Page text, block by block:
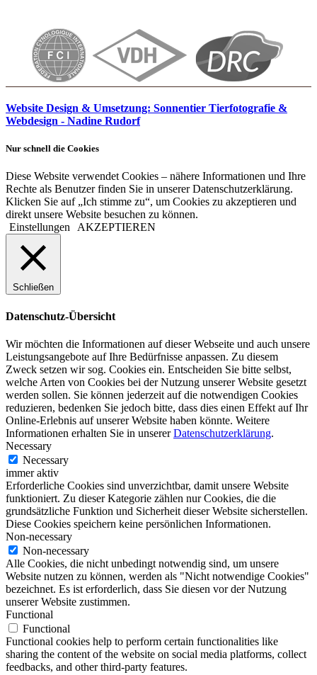
Website Design & Umsetzung: Sonnentier Tierfotografie &
Webdesign - Nadine Rudorf
Nur schnell die Cookies
Diese Website verwendet Cookies – nähere Informationen und Ihre
Rechte als Benutzer finden Sie in unserer Datenschutzerklärung.
Klicken Sie auf „Ich stimme zu“, um Cookies zu akzeptieren und
direkt unsere Website besuchen zu können.
Einstellungen AKZEPTIEREN
Schließen
Datenschutz-Übersicht
Wir möchten die Informationen auf dieser Webseite und auch unsere
Leistungsangebote auf Ihre Bedürfnisse anpassen. Zu diesem
Zweck setzen wir sog. Cookies ein. Entscheiden Sie bitte selbst,
welche Arten von Cookies bei der Nutzung unserer Website gesetzt
werden sollen. Sie können jederzeit auf die notwendigen Cookies
reduzieren, bedenken Sie jedoch bitte, dass dies einen Effekt auf Ihr
Online-Erlebnis auf unserer Website haben könnte. Weitere
Informationen erhalten Sie in unsererDatenschutzerklärung.
Necessary
Necessary
immer aktiv
Erforderliche Cookies sind unverzichtbar, damit unsere Website
funktioniert. Zu dieser Kategorie zählen nur Cookies, die die
grundsätzliche Funktion und Sicherheit dieser Website sicherstellen.
Diese Cookies speichern keine persönlichen Informationen.
Non-necessary
Non-necessary
Alle Cookies, die nicht unbedingt notwendig sind, um unsere
Website nutzen zu können, werden als "Nicht notwendige Cookies"
bezeichnet. Es ist erforderlich, dass Sie diesen vor der Nutzung
unserer Website zustimmen.
Functional
Functional
Functional cookies help to perform certain functionalities like
sharing the content of the website on social media platforms, collect
feedbacks, and other third-party features.